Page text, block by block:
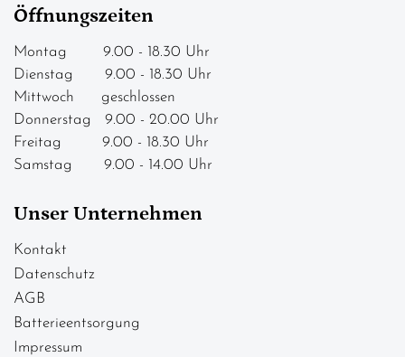
Öffnungszeiten
Montag 9.00 - 18.30 Uhr
Dienstag 9.00 - 18.30 Uhr
Mittwoch geschlossen
Donnerstag 9.00 - 20.00 Uhr
Freitag 9.00 - 18.30 Uhr
Samstag 9.00 - 14.00 Uhr
Unser Unternehmen
Kontakt
Datenschutz
AGB
Batterieentsorgung
Impressum